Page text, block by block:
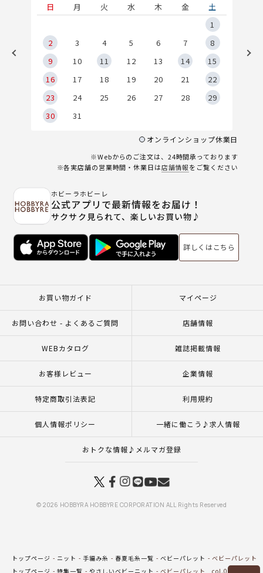
日
月 火 水 木 金
土
1
2
3 4 5 6 7
8
9
10 11 12 13 14
15
16
17 18 19 20 21
22
23
24 25 26 27 28
29
30
31
オンラインショップ休業日
※Webからのご注文は、24時間承っております
※各実店舗の営業時間・休業日は店舗情報をご覧ください
ホビーラホビーレ
公式アプリで最新情報をお届け！
サクサク見られて、楽しいお買い物♪
詳しくはこちら
お買い物ガイド マイページ
お問い合わせ - よくあるご質問 店舗情報
WEBカタログ 雑誌掲載情報
お客様レビュー 企業情報
特定商取引法表記 利用規約
個人情報ポリシー 一緒に働こう♪求人情報
おトクな情報♪メルマガ登録
© 2026 HOBBYRA HOBBYRE CORPORATION ALL Rights Reserved
トップページ ニット 手編み糸 春夏毛糸一覧 ベビーパレット
ベビーパレッ
トップページ
特集一覧 やさしいベビーニット ベビーパレット col.01IV